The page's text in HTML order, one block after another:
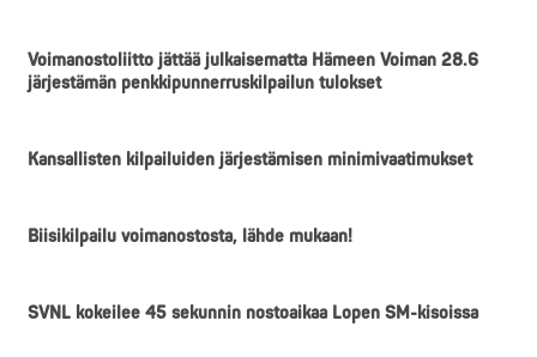
Voimanostoliitto jättää julkaisematta Hämeen Voiman 28.6
järjestämän penkkipunnerruskilpailun tulokset
Kansallisten kilpailuiden järjestämisen minimivaatimukset
Biisikilpailu voimanostosta, lähde mukaan!
SVNL kokeilee 45 sekunnin nostoaikaa Lopen SM-kisoissa